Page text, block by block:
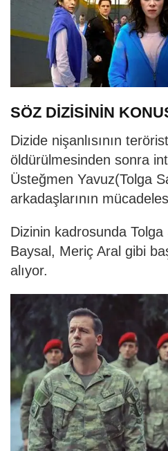
SÖZ DİZİSİNİN
Dizide nişanlısının
öldürülmesinden sonra
Üsteğmen Yavuz(Tolga
arkadaşlarının
Dizinin kadrosunda Tolga
Baysal, Meriç Aral gibi
alıyor.